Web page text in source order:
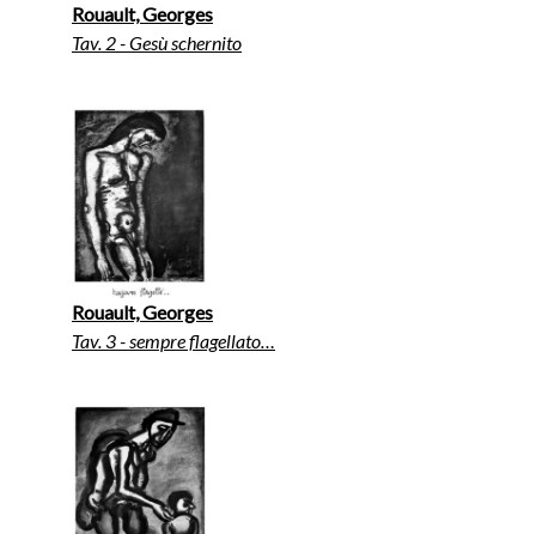
Rouault, Georges
Tav. 2 - Gesù schernito
Rouault, Georges
Tav. 3 - sempre flagellato…